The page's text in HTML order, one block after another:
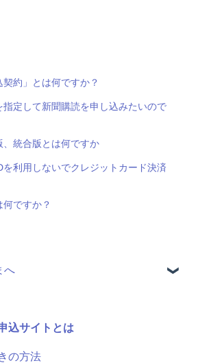
契約」とは何ですか？
指定して新聞購読を申し込みたいので
統合版とは何ですか
を利用しないでクレジットカード決済
何ですか？
へ
込サイトとは
の方法